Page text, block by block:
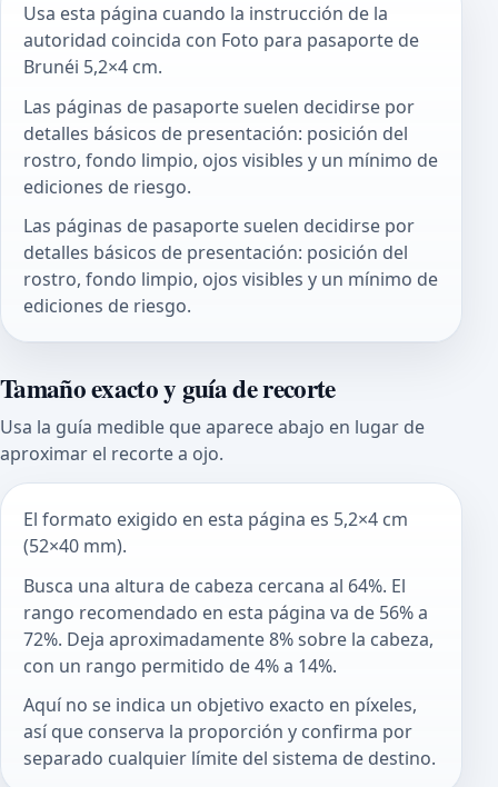
Usa esta página cuando la instrucción de la
autoridad coincida con Foto para pasaporte de
Brunéi 5,2×4 cm.
Las páginas de pasaporte suelen decidirse por
detalles básicos de presentación: posición del
rostro, fondo limpio, ojos visibles y un mínimo de
ediciones de riesgo.
Las páginas de pasaporte suelen decidirse por
detalles básicos de presentación: posición del
rostro, fondo limpio, ojos visibles y un mínimo de
ediciones de riesgo.
Tamaño exacto y guía de recorte
Usa la guía medible que aparece abajo en lugar de
aproximar el recorte a ojo.
El formato exigido en esta página es 5,2×4 cm
(52×40 mm).
Busca una altura de cabeza cercana al 64%. El
rango recomendado en esta página va de 56% a
72%. Deja aproximadamente 8% sobre la cabeza,
con un rango permitido de 4% a 14%.
Aquí no se indica un objetivo exacto en píxeles,
así que conserva la proporción y confirma por
separado cualquier límite del sistema de destino.